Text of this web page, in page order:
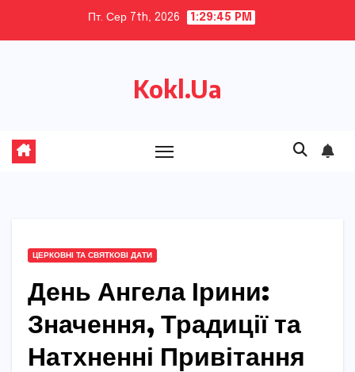
Пт. Сер 7th, 2026 1:29:46 PM
Kokl.Ua
ЦЕРКОВНІ ТА СВЯТКОВІ ДАТИ
День Ангела Ірини:
Значення, Традиції та
Натхненні Привітання